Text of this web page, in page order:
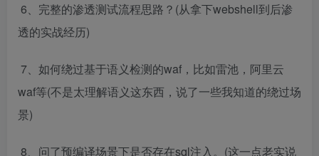
​ 6、完整的渗透测试流程思路？(从拿下webshell到后渗
透的实战经历)
​ 7、如何绕过基于语义检测的waf，比如雷池，阿里云
waf等(不是太理解语义这东西，说了一些我知道的绕过场
景)
​ 8、问了预编译场景下是否存在sql注入。(这一点老实说